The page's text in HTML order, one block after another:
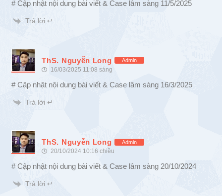
# Cập nhật nội dung bài viết & Case lâm sàng 11/5/2025
Trả lời ↵
ThS. Nguyễn Long Admin
16/03/2025 11:08 sáng
# Cập nhật nội dung bài viết & Case lâm sàng 16/3/2025
Trả lời ↵
ThS. Nguyễn Long Admin
20/10/2024 10:16 chiều
# Cập nhật nội dung bài viết & Case lâm sàng 20/10/2024
Trả lời ↵